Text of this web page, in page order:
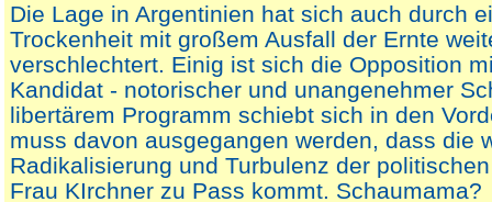
Die Lage in Argentinien hat sich auch durch
Trockenheit mit großem Ausfall der Ernte
verschlechtert. Einig ist sich die Opposition
Kandidat - notorischer und unangenehmer
libertärem Programm schiebt sich in den
muss davon ausgegangen werden, dass die
Radikalisierung und Turbulenz der
Frau KIrchner zu Pass kommt. Schaumama?